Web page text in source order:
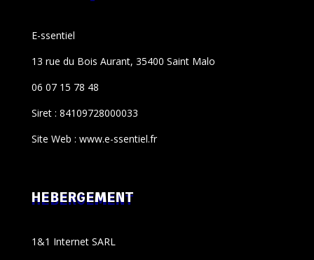
E-ssentiel
13 rue du Bois Aurant, 35400 Saint Malo
06 07 15 78 48
Siret : 84109728000033
Site Web : www.e-ssentiel.fr
HEBERGEMENT
1&1 Internet SARL